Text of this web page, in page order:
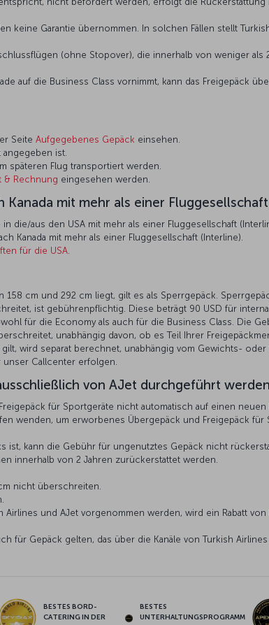
keine Garantie übernommen. In solchen Fällen stellt
(ohne Stopover), die innerhalb von weniger als
auf die Business Class vornimmt, kann das Freigepäck
Seite Aufgegebenes Gepäck einsehen.
angegeben ist.
späteren Flug transportiert werden.
& Rechnung eingesehen werden.
mit mehr als einer Fluggesellschaft
die/aus den USA mit mehr als einer Fluggesellschaft
Kanada mit mehr als einer Fluggesellschaft (Interline).
für die USA.
cm und 292 cm liegt, gilt es als Sperrgepäck.
ist gebührenpflichtig. Diese beträgt 90 USD für
für die Economy als auch für die Business Class. Die
unabhängig davon, ob es Teil Ihrer
wird separat berechnet, unabhängig vom Gewichts-
unser Callcenter erfolgen.
von AJet durchgeführt werden
für Sportgeräte nicht automatisch auf einen neuen
wenden, um erworbenes Übergepäck und Freigepäck für
ist, kann die Gebühr für ungenutztes Gepäck nicht
innerhalb von 2 Jahren zurückerstattet werden.
nicht überschreiten.
und AJet vorgenommen werden, wird ein Rabatt von
für Gepäck gelten, das über die Kanäle von Turkish
BESTES BORD-
CATERING IN DER
BESTES
UNTERHALTUNGSPROGRAMM